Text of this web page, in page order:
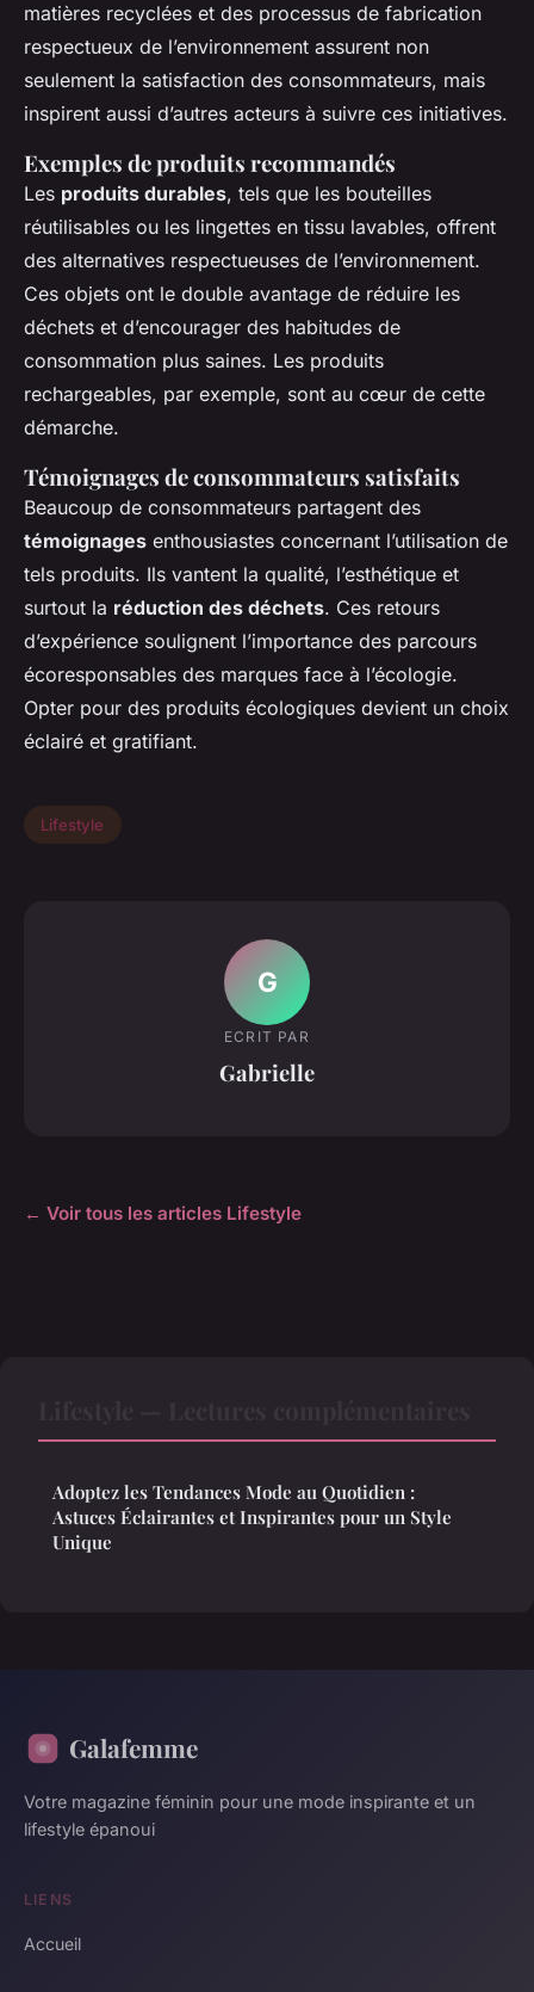
matières recyclées et des processus de fabrication
respectueux de l’environnement assurent non
seulement la satisfaction des consommateurs, mais
inspirent aussi d’autres acteurs à suivre ces initiatives.
Exemples de produits recommandés
Les produits durables, tels que les bouteilles
réutilisables ou les lingettes en tissu lavables, offrent
des alternatives respectueuses de l’environnement.
Ces objets ont le double avantage de réduire les
déchets et d’encourager des habitudes de
consommation plus saines. Les produits
rechargeables, par exemple, sont au cœur de cette
démarche.
Témoignages de consommateurs satisfaits
Beaucoup de consommateurs partagent des
témoignages enthousiastes concernant l’utilisation de
tels produits. Ils vantent la qualité, l’esthétique et
surtout la réduction des déchets. Ces retours
d’expérience soulignent l’importance des parcours
écoresponsables des marques face à l’écologie.
Opter pour des produits écologiques devient un choix
éclairé et gratifiant.
Lifestyle
G
ECRIT PAR
Gabrielle
← Voir tous les articles Lifestyle
Adoptez les Tendances Mode au Quotidien :
Astuces Éclairantes et Inspirantes pour un Style
Unique
Galafemme
Votre magazine féminin pour une mode inspirante et un
lifestyle épanoui
LIENS
Accueil